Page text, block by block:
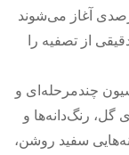
ما از شمع عسل کاملاً خالص 100 درصدی آغاز می‌شوند
از تصفیه را
چندمرحله‌ای و
گل، رنگ‌دانه‌ها و
سفید روشن،